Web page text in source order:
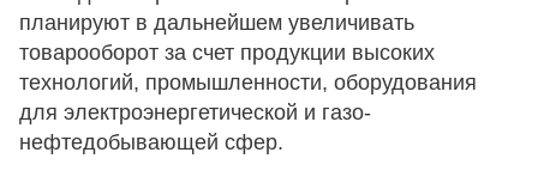
планируют в дальнейшем увеличивать
товарооборот за счет продукции высоких
технологий, промышленности, оборудования
для электроэнергетической и газо-
нефтедобывающей сфер.